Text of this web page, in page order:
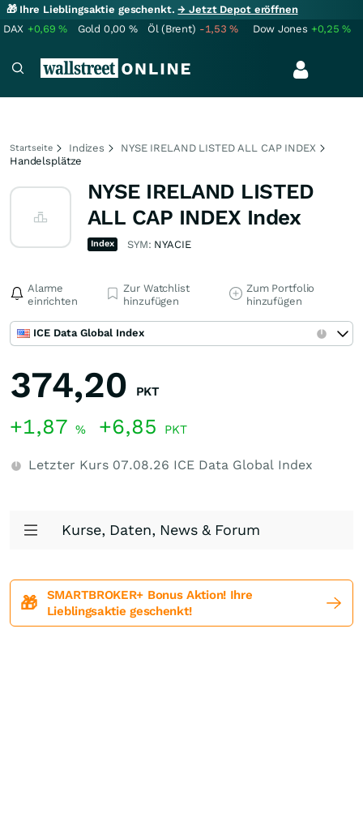
🎁 Ihre Lieblingsaktie geschenkt.→ Jetzt Depot eröffnen
DAX +0,69% Gold 0,00 % Öl (Brent) -1,53% Dow Jones +0,25%
Startseite Indizes
NYSE IRELAND LISTED ALL CAP INDEX
Handelsplätze
NYSE IRELAND LISTED
ALL CAP INDEX Index
Index SYM: NYACIE
Alarme
einrichten
Zur Watchlist
hinzufügen
Zum Portfolio
hinzufügen
ICE Data Global Index
374,20 PKT
+1,87 % +6,85 PKT
Letzter Kurs 07.08.26 ICE Data Global Index
Kurse, Daten, News & Forum
🎁
SMARTBROKER+ Bonus Aktion! Ihre
Lieblingsaktie geschenkt!